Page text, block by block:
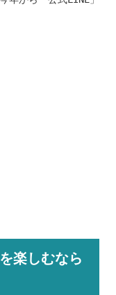
楽しむなら